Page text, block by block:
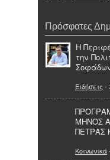
Πρόσφατες
Η
την
Ειδήσεις -
ΜΗΝΟΣ
ΠΕΤΡΑΣ
Κοινωνικά-